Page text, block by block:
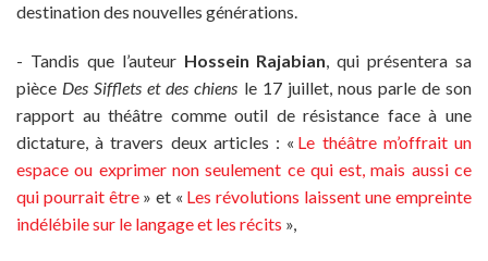
destination des nouvelles générations.
- Tandis que l’auteur Hossein Rajabian, qui présentera sa
pièce Des Sifflets et des chiens le 17 juillet, nous parle de son
rapport au théâtre comme outil de résistance face à une
dictature, à travers deux articles : « Le théâtre m’offrait un
espace ou exprimer non seulement ce qui est, mais aussi ce
qui pourrait être » et « Les révolutions laissent une empreinte
indélébile sur le langage et les récits »,